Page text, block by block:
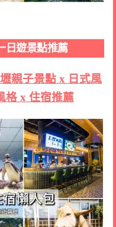
日遊景點推薦
親子景點 x 日式風
格 x 住宿推薦